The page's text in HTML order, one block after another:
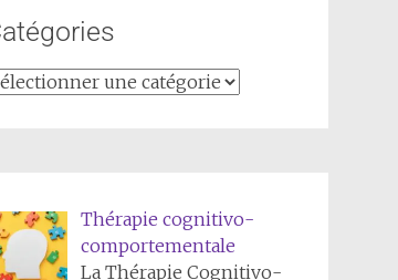
Thérapie cognitivo-
comportementale
La Thérapie Cognitivo-